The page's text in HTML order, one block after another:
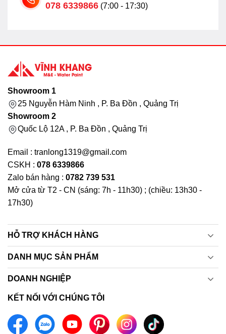
078 6339866 (7:00 - 17:30)
Showroom 1
25 Nguyễn Hàm Ninh , P. Ba Đồn , Quảng Trị
Showroom 2
Quốc Lộ 12A , P. Ba Đồn , Quảng Trị
Email : tranlong1319@gmail.com
CSKH : 078 6339866
Zalo bán hàng : 0782 739 531
Mở cửa từ T2 - CN (sáng: 7h - 11h30) ; (chiều: 13h30 -
17h30)
HỖ TRỢ KHÁCH HÀNG
DANH MỤC SẢN PHẨM
DOANH NGHIỆP
KẾT NỐI VỚI CHÚNG TÔI